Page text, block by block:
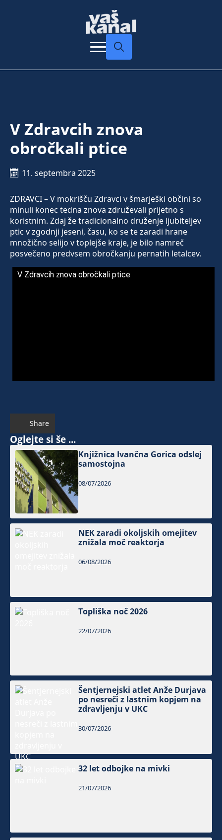
V Zdravcih znova
obročkali ptice
11. septembra 2025
ZDRAVCI – V mokrišču Zdravci v šmarješki občini so
minuli konec tedna znova združevali prijetno s
koristnim. Zdaj že tradicionalno druženje ljubiteljev
ptic v zgodnji jeseni, času, ko se te zaradi hrane
množično selijo v toplejše kraje, je bilo namreč
posvečeno predvsem obročkanju pernatih letalcev.
V Zdravcih znova obročkali ptice
Share
Oglejte si še ...
Knjižnica Ivančna Gorica odslej
samostojna
08/07/2026
NEK zaradi okoljskih omejitev
znižala moč reaktorja
06/08/2026
Topliška noč 2026
22/07/2026
Šentjernejski atlet Anže Durjava
po nesreči z lastnim kopjem na
zdravljenju v UKC
30/07/2026
32 let odbojke na mivki
21/07/2026